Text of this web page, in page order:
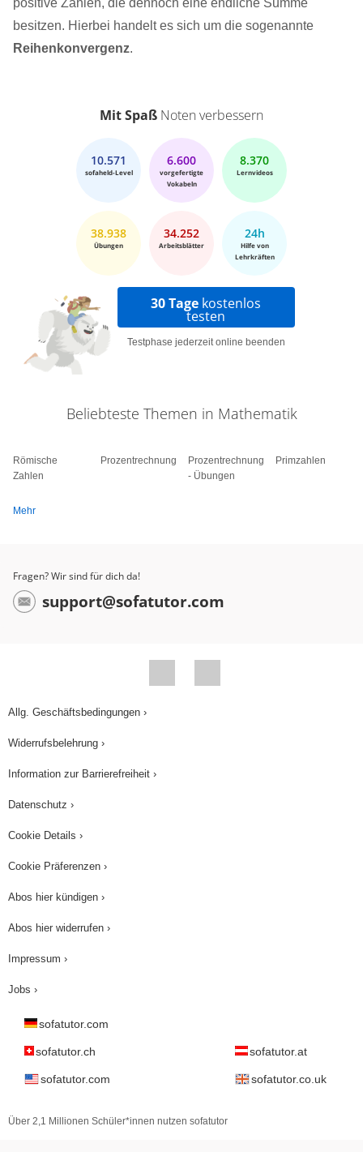
positive Zahlen, die dennoch eine endliche Summe
besitzen. Hierbei handelt es sich um die sogenannte
Reihenkonvergenz.
Mit Spaß Noten verbessern
10.571
sofaheld-Level
6.600
vorgefertigte
Vokabeln
8.370
Lernvideos
38.938
Übungen
34.252
Arbeitsblätter
24h
Hilfe von
Lehrkräften
30 Tage kostenlos
testen
Testphase jederzeit online beenden
Beliebteste Themen in Mathematik
Römische
Zahlen
Prozentrechnung
Prozentrechnung
- Übungen
Primzahlen
Mehr
Fragen? Wir sind für dich da!
support@sofatutor.com
Allg. Geschäftsbedingungen ›
Widerrufsbelehrung ›
Information zur Barrierefreiheit ›
Datenschutz ›
Cookie Details ›
Cookie Präferenzen ›
Abos hier kündigen ›
Abos hier widerrufen ›
Impressum ›
Jobs ›
sofatutor.com
sofatutor.ch sofatutor.at
sofatutor.com sofatutor.co.uk
Über 2,1 Millionen Schüler*innen nutzen sofatutor